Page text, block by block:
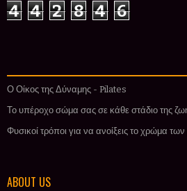
4 4 2 8 4 6
Ο Οίκος της Δύναμης - Pilates
Το υπέροχο σώμα σας σε κάθε στάδιο της
Φυσικοί τρόποι για να ανοίξεις το χρώμα
ABOUT US